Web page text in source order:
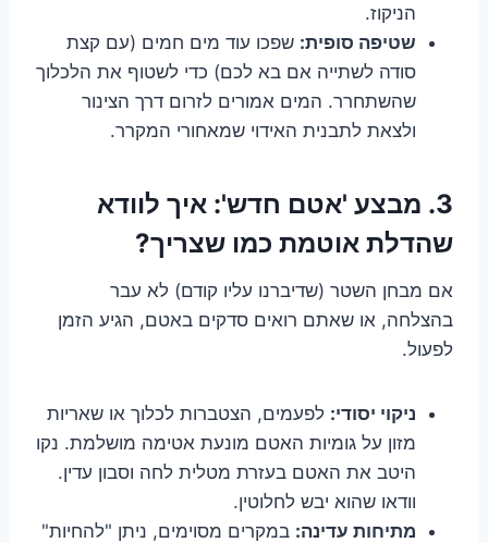
הניקוז.
שטיפה סופית: שפכו עוד מים חמים (עם קצת
סודה לשתייה אם בא לכם) כדי לשטוף את הלכלוך
שהשתחרר. המים אמורים לזרום דרך הצינור
ולצאת לתבנית האידוי שמאחורי המקרר.
3. מבצע 'אטם חדש': איך לוודא
שהדלת אוטמת כמו שצריך?
אם מבחן השטר (שדיברנו עליו קודם) לא עבר
בהצלחה, או שאתם רואים סדקים באטם, הגיע הזמן
לפעול.
ניקוי יסודי: לפעמים, הצטברות לכלוך או שאריות
מזון על גומיות האטם מונעת אטימה מושלמת. נקו
היטב את האטם בעזרת מטלית לחה וסבון עדין.
וודאו שהוא יבש לחלוטין.
מתיחות עדינה: במקרים מסוימים, ניתן "להחיות"